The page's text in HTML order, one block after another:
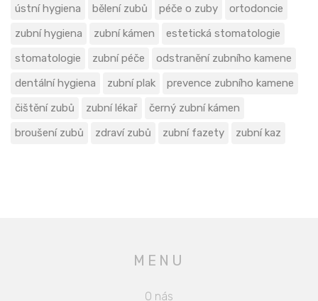
ústní hygiena bělení zubů péče o zuby
ortodoncie
zubní hygiena
zubní kámen
estetická stomatologie
stomatologie
zubní péče
odstranění zubního kamene
dentální hygiena
zubní plak
prevence zubního kamene
čištění zubů
zubní lékař
černý zubní kámen
broušení zubů
zdraví zubů zubní fazety zubní kaz
MENU
O nás